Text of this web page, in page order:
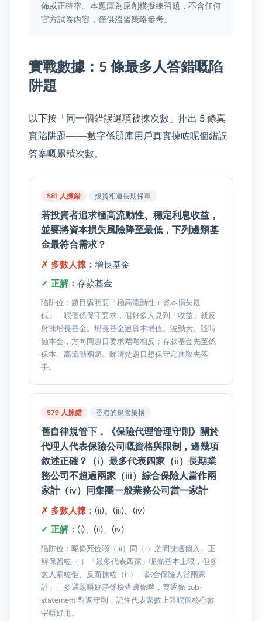
佈或正確率。本題庫為原創模擬練習題，不含任何
官方試卷內容，僅供溫習策略參考。
實戰數據：5 條最多人答錯嘅陷
阱題
以下按「同一個錯誤選項被揀次數」排出 5 條真
實陷阱題——數字係題庫用戶真實揀咗呢個錯誤
答案嘅累積次數。
581 人揀錯 投資相連長期保單
若投資者追求極高流動性、穩定利息收益，
並要將資本損失風險降至最低，下列邊類基
金最符合需求？
✗ 多數人揀： 增長基金
✓ 正解： 存款基金
陷阱位：題目講明要「極高流動性＋資本損失最
低」，呢個係保守要求，但好多人見到「收益」就反
射揀增長基金。增長基金追資本增值、波動大、隨時
蝕本金，方向同題目要求啱啱相反；存款基金先至係
保本、高流動嗰類。睇清楚題目想保守定進取先落
手。
579 人揀錯 香港的規管架構
舊自律規管下，《保險代理管理守則》關於
代理人代表保險公司嘅資格與限制，邊幾項
敘述正確？（i）最多代表四家（ii）長期業
務公司不超過兩家（iii）綜合保險人當作兩
家計（iv）同集團一般業務公司當一家計
✗ 多數人揀： (ii)、(iii)、(iv)
✓ 正解： (i)、(ii)、(iv)
陷阱位：呢條死位喺（iii）同（i）之間揀邊個入。正
解保留咗（i）「最多代表四家」呢條基本上限，但多
數人漏咗佢、反而揀咗（iii）「綜合保險人當兩家
計」。多選題唔好淨係檢查邊條啱，要逐條 sub-
statement 對返守則，記住代表家數上限呢個核心數
字唔好甩。